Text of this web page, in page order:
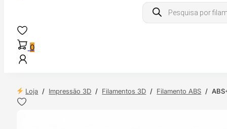
Products
search
0
Loja / Impressão 3D / Filamentos 3D / Filamento ABS /